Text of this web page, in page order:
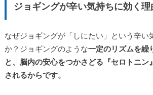
ジョギングが辛い気持ちに効く理
なぜジョギングが「しにたい」という辛い
か？ジョギングのような一定のリズムを繰
と、脳内の安心をつかさどる『セロトニン
されるからです。